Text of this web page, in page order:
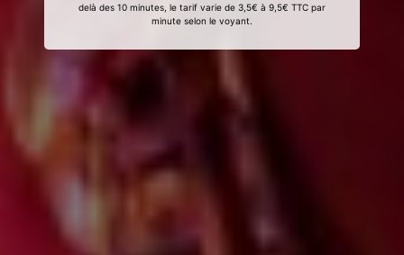
delà des 10 minutes, le tarif varie de 3,5€ à 9,5€ TTC par
minute selon le voyant.